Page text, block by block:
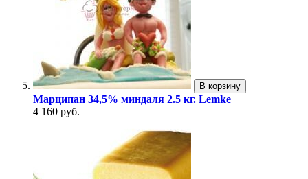
В корзину
Марципан 34,5% миндаля 2.5 кг. Lemke
4 160 руб.